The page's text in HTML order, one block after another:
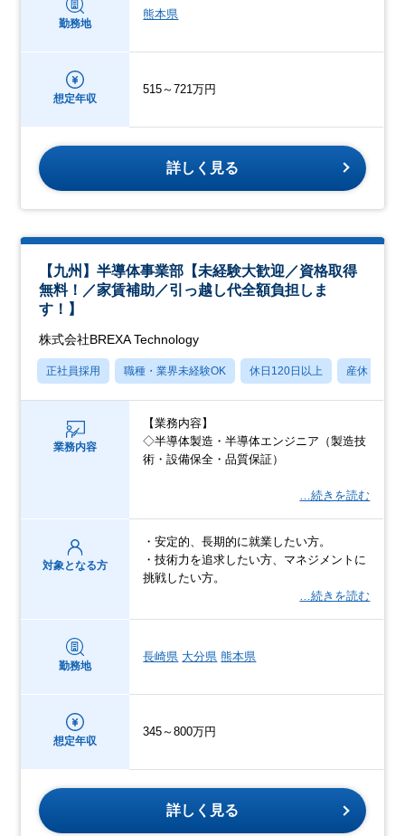
勤務地
熊本県
想定年収
515～721万円
詳しく見る
【九州】半導体事業部【未経験大歓迎／資格取得
無料！／家賃補助／引っ越し代全額負担しま
す！】
株式会社BREXA Technology
正社員採用 職種・業界未経験OK 休日120日以上 産休・育休
業務内容
【業務内容】
◇半導体製造・半導体エンジニア（製造技
術・設備保全・品質保証）
…続きを読む
対象となる方
・安定的、長期的に就業したい方。
・技術力を追求したい方、マネジメントに
挑戦したい方。
…続きを読む
勤務地
長崎県 大分県 熊本県
想定年収
345～800万円
詳しく見る